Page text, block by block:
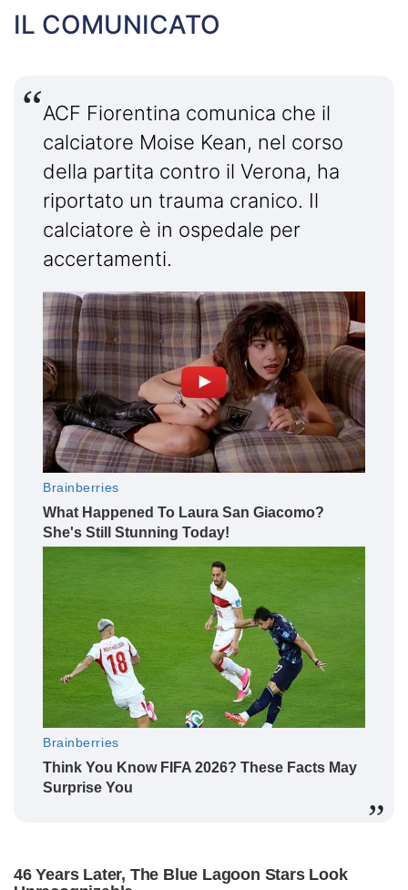
IL COMUNICATO
ACF Fiorentina comunica che il
calciatore Moise Kean, nel corso
della partita contro il Verona, ha
riportato un trauma cranico. Il
calciatore è in ospedale per
accertamenti.